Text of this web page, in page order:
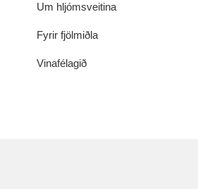
Um hljómsveitina
Fyrir fjölmiðla
Vinafélagið